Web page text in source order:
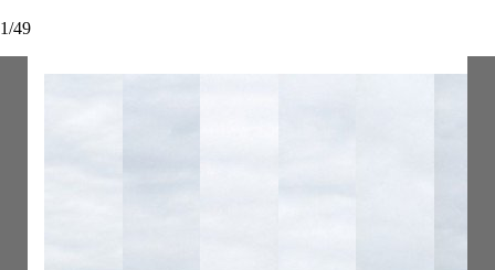
1/49